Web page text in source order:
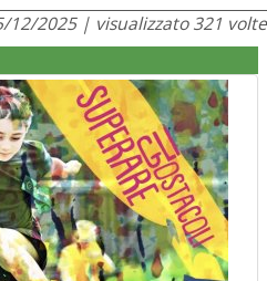
12/2025 | visualizzato 321 volte